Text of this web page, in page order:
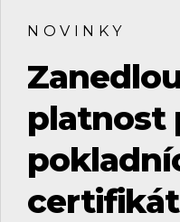
NOVINKY
platnost